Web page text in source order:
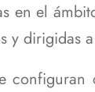
en el
y dirigidas
configuran